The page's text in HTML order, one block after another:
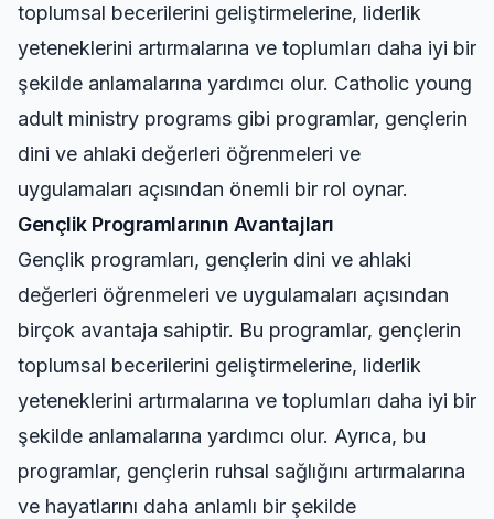
toplumsal becerilerini geliştirmelerine, liderlik
yeteneklerini artırmalarına ve toplumları daha iyi bir
şekilde anlamalarına yardımcı olur. Catholic young
adult ministry programs gibi programlar, gençlerin
dini ve ahlaki değerleri öğrenmeleri ve
uygulamaları açısından önemli bir rol oynar.
Gençlik Programlarının Avantajları
Gençlik programları, gençlerin dini ve ahlaki
değerleri öğrenmeleri ve uygulamaları açısından
birçok avantaja sahiptir. Bu programlar, gençlerin
toplumsal becerilerini geliştirmelerine, liderlik
yeteneklerini artırmalarına ve toplumları daha iyi bir
şekilde anlamalarına yardımcı olur. Ayrıca, bu
programlar, gençlerin ruhsal sağlığını artırmalarına
ve hayatlarını daha anlamlı bir şekilde